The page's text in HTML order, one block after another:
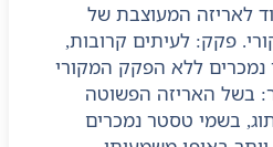
לאריזה המעוצבת של
פקק: לעיתים קרובות,
ללא הפקק המקורי
בשל האריזה הפשוטה
בשמי טסטר נמכרים